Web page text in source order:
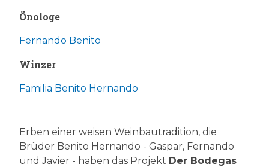
Önologe
Fernando Benito
Winzer
Familia Benito Hernando
Erben einer weisen Weinbautradition, die
Brüder Benito Hernando - Gaspar, Fernando
und Javier - haben das Projekt Der Bodegas